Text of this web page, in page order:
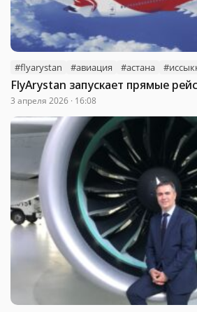
#flyarystan #авиация #астана
FlyArystan запускает прямые
3 апреля 2026 · 16:08